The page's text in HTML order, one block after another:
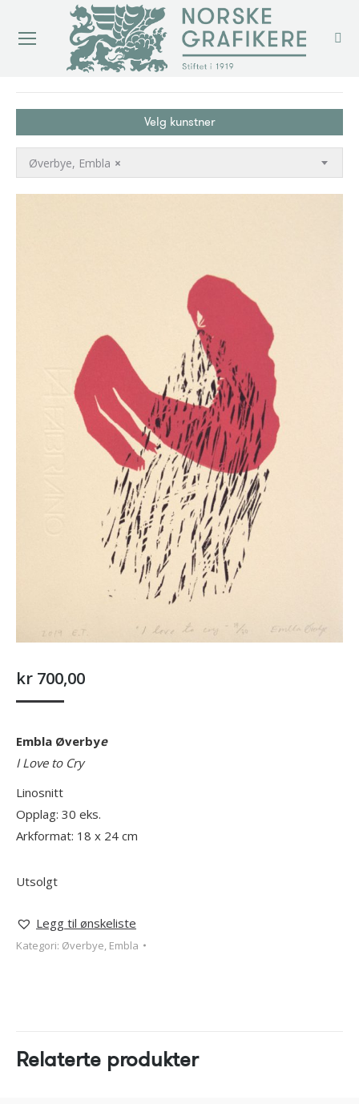
Velg kunstner
×
Øverbye, Embla
kr 700,00
Embla Øverbye
I Love to Cry
Linosnitt
Opplag: 30 eks.
Arkformat: 18 x 24 cm
Utsolgt
Legg til ønskeliste
Kategori: Øverbye, Embla
Relaterte produkter